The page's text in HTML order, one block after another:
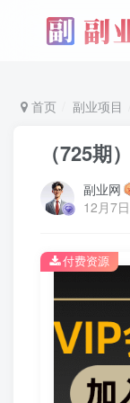
首页 副业项目
（725
副业网
12月7
付费资源